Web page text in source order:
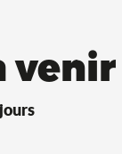
venir